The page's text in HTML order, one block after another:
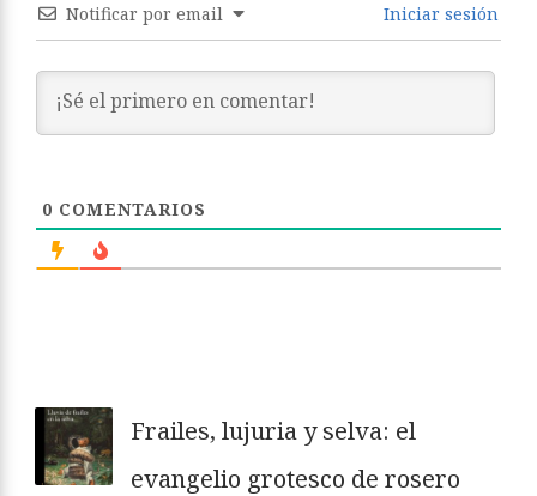
Notificar por email Iniciar sesión
0 COMENTARIOS
Frailes, lujuria y selva: el
evangelio grotesco de rosero